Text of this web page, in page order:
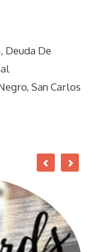
, Deuda De
,San Carlos